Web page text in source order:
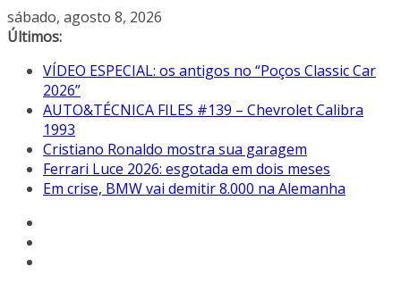
Pular
para
conteúdo
sábado, agosto 8, 2026
Últimos:
VÍDEO ESPECIAL: os antigos no “Poços Classic Car
2026”
AUTO&TÉCNICA FILES #139 – Chevrolet Calibra
1993
Cristiano Ronaldo mostra sua garagem
Ferrari Luce 2026: esgotada em dois meses
Em crise, BMW vai demitir 8.000 na Alemanha